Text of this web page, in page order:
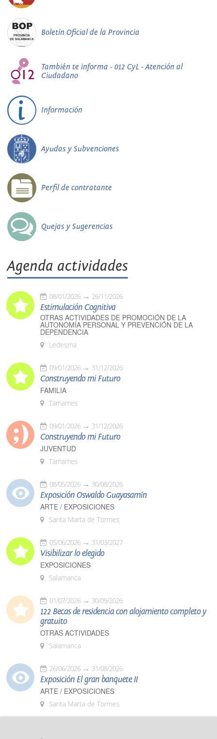
Boletín Oficial de la Provincia
También te informa - 012 CyL - Atención al
Ciudadano
Información
Ayudas y Subvenciones
Perfil de contratante
Quejas y Sugerencias
Agenda actividades
08/01/2026 26/11/2026
Estimulación Cognitiva
OTRAS ACTIVIDADES DE PROMOCIÓN DE LA
AUTONOMÍA PERSONAL Y PREVENCIÓN DE LA
DEPENDENCIA
Ledesma
09/01/2026 31/12/2026
Construyendo mi Futuro
FAMILIA
Tamames
09/01/2026 31/12/2026
Construyendo mi Futuro
JUVENTUD
Tamames
08/05/2026 30/08/2026
Exposición Oswaldo Guayasamín
ARTE / EXPOSICIONES
Santa Marta de Tormes
05/06/2026 31/03/2027
Visibilizar lo elegido
EXPOSICIONES
Salamanca
01/07/2026 30/09/2026
122 Becas de residencia con alojamiento completo y
gratuito
OTRAS ACTIVIDADES
Salamanca
26/06/2026 31/08/2026
Exposición El gran banquete II
ARTE / EXPOSICIONES
Santa Marta de Tormes